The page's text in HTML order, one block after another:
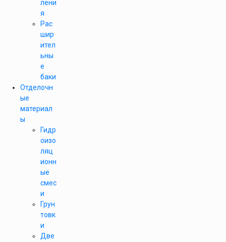
лени
я
Рас
шир
ител
ьны
е
баки
Отделочн
ые
материал
ы
Гидр
оизо
ляц
ионн
ые
смес
и
Грун
товк
и
Две